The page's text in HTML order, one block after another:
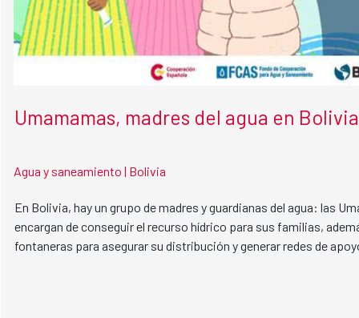
Umamamas, madres del agua en Bolivia
Agua y saneamiento | Bolivia
En Bolivia, hay un grupo de madres y guardianas del agua: las
encargan de conseguir el recurso hídrico para sus familias,
fontaneras para asegurar su distribución y generar redes de